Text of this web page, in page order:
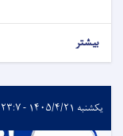
بیشتر
یکشنبه ۱۴۰۵/۴/۲۱ - ۲۳:۷